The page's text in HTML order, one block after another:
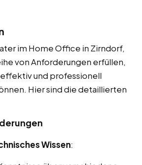
im Home Office in Zirndorf,
von Anforderungen erfüllen,
und professionell
Hier sind die detaillierten
Wissen: